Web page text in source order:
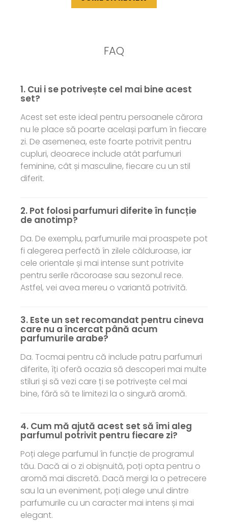
FAQ
1. Cui i se potrivește cel mai bine acest
set?
Acest set este ideal pentru persoanele cărora
nu le place să poarte același parfum în fiecare
zi. De asemenea, este foarte potrivit pentru
cupluri, deoarece include atât parfumuri
feminine, cât și masculine, fiecare cu un stil
diferit.
2. Pot folosi parfumuri diferite în funcție
de anotimp?
Da. De exemplu, parfumurile mai proaspete pot
fi alegerea perfectă în zilele călduroase, iar
cele orientale și mai intense sunt potrivite
pentru serile răcoroase sau sezonul rece.
Astfel, vei avea mereu o variantă potrivită.
3. Este un set recomandat pentru cineva
care nu a încercat până acum
parfumurile arabe?
Da. Tocmai pentru că include patru parfumuri
diferite, îți oferă ocazia să descoperi mai multe
stiluri și să vezi care ți se potrivește cel mai
bine, fără să te limitezi la o singură aromă.
4. Cum mă ajută acest set să îmi aleg
parfumul potrivit pentru fiecare zi?
Poți alege parfumul în funcție de programul
tău. Dacă ai o zi obișnuită, poți opta pentru o
aromă mai discretă. Dacă mergi la o petrecere
sau la un eveniment, poți alege unul dintre
parfumurile cu un caracter mai intens și mai
elegant.